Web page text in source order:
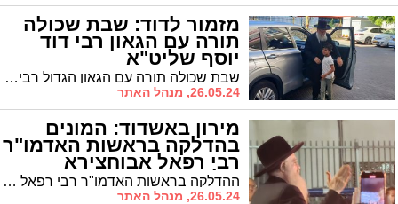
מזמור לדוד: שבת שכולה
תורה עם הגאון רבי דוד
יוסף שליט"א
שבת שכולה תורה עם הגאון הגדול רבי דוד יוסף חבר מועצת חכמי התורה ששבת בעירנו | יעמוד כבוד "הראשון לציון" כך הכריזו רבני בתי הכנסת בעיר כשעלה לתורה
26.05.24, מנהל האתר
מירון באשדוד: המונים
בהדלקה בראשות האדמו"ר
רבי רפאל אבוחצירא
שליט"א ההדלקה בראשות האדמו"ר רבי רפאל אבוחצירא: בחצר בית מדרשו "משכיל לדוד" המוני משתתפים לכבוד ההדלקה המרכזית בהשתתפות ראש העיר ד"ר לסרי והרב עובדיה דהן יו"ר המועצה הדתית
26.05.24, מנהל האתר